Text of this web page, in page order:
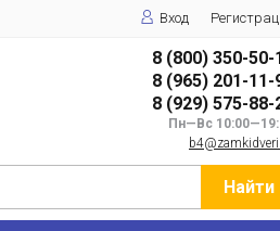
Вход
8 (800) 350-50-
8 (965) 201-11-
8 (929) 575-88-
Пн—Вс
Найти